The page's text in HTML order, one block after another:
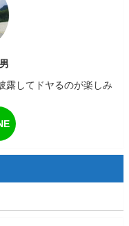
露してドヤるのが楽しみ